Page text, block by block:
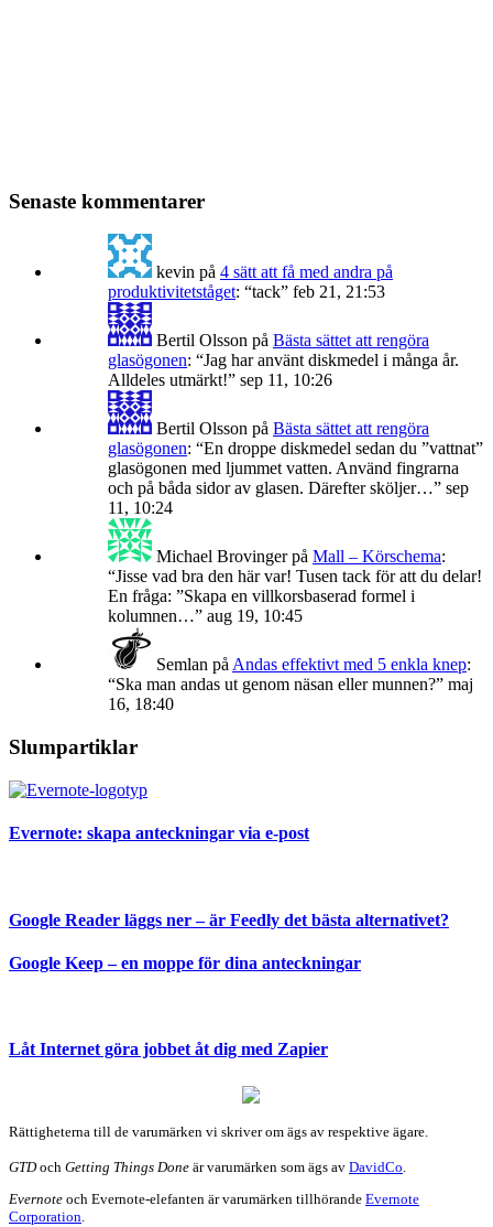
Senaste kommentarer
kevin på 4 sätt att få med andra på
produktivitetståget: “tack” feb 21, 21:53
Bertil Olsson på Bästa sättet att rengöra
glasögonen: “Jag har använt diskmedel i många år.
Alldeles utmärkt!” sep 11, 10:26
Bertil Olsson på Bästa sättet att rengöra
glasögonen: “En droppe diskmedel sedan du ”vattnat”
glasögonen med ljummet vatten. Använd fingrarna
och på båda sidor av glasen. Därefter sköljer…” sep
11, 10:24
Michael Brovingerpå Mall – Körschema:
“Jisse vad bra den här var! Tusen tack för att du delar!
En fråga: ”Skapa en villkorsbaserad formel i
kolumnen…” aug 19, 10:45
Semlan på Andas effektivt med 5 enkla knep:
“Ska man andas ut genom näsan eller munnen?” maj
16, 18:40
Slumpartiklar
Evernote: skapa anteckningar via e-post
Google Reader läggs ner – är Feedly det bästa alternativet?
Google Keep – en moppe för dina anteckningar
Låt Internet göra jobbet åt dig med Zapier
Rättigheterna till de varumärken vi skriver om ägs av respektive ägare.
GTDoch Getting Things Done är varumärken som ägs av DavidCo
Evernote och Evernote-elefanten är varumärken tillhörande Evernote
Corporation.